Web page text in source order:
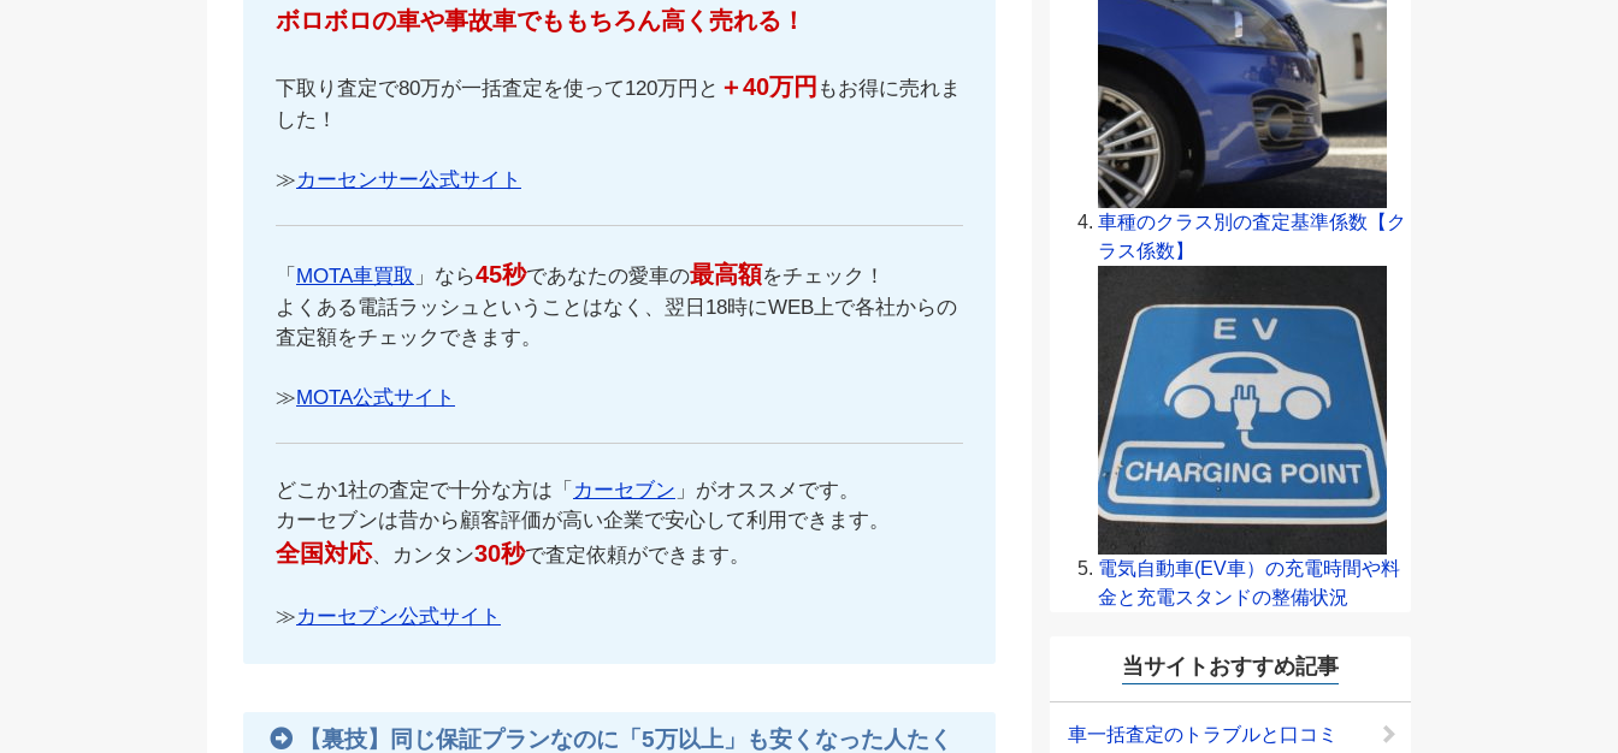
ボロボロの車や事故車でももちろん高く売れる！
下取り査定で80万が一括査定を使って120万円と ＋40万円 もお得に売れま
した！
≫カーセンサー公式サイト
「 MOTA車買取 」なら45秒であなたの愛車の最高額をチェック！
よくある電話ラッシュということはなく、翌日18時にWEB上で各社からの
査定額をチェックできます。
≫MOTA公式サイト
どこか1社の査定で十分な方は「 カーセブン 」がオススメです。
カーセブンは昔から顧客評価が高い企業で安心して利用できます。
全国対応、カンタン30秒で査定依頼ができます。
≫カーセブン公式サイト
【裏技】同じ保証プランなのに「5万以上」も安くなった人たく
車種のクラス別の査定基準係数【ク
ラス係数】
電気自動車(EV車）の充電時間や料
金と充電スタンドの整備状況
当サイトおすすめ記事
車一括査定のトラブルと口コミ